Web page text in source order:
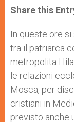
t
s
p
p
s
e
g
e
r
e
b
o
k
Share this
In queste ore
tra il patriarca
metropolita
le relazioni
Mosca, per
cristiani in
previsto anche